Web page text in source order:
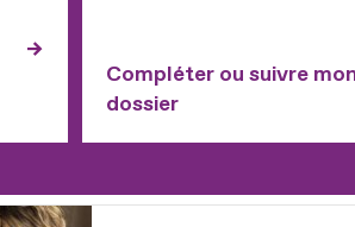
Compléter ou suivre
dossier